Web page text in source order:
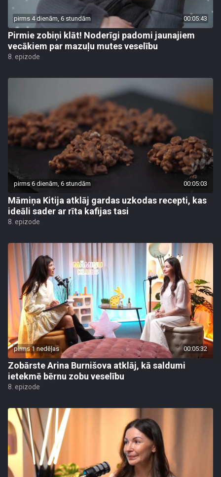
pirms 4 dienām, 6 stundām 00:05:43
Pirmie zobiņi klāt! Noderīgi padomi jaunajiem
vecākiem par mazuļu mutes veselību
8. epizode
pirms 6 dienām, 6 stundām 00:05:03
Māmiņa Kitija atklāj gardas uzkodas recepti, kas
ideāli sader ar rīta kafijas tasi
8. epizode
pirms 1 nedēļas 00:05:32
Zobārste Arina Burnišova atklāj, kā saldumi
ietekmē bērnu zobu veselību
8. epizode